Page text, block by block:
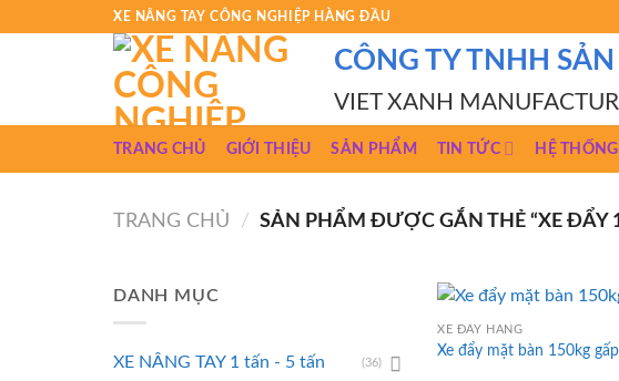
XE NÂNG TAY CÔNG NGHIỆP HÀNG ĐẦU
CÔNG TY TNHH
VIET XANH
TRANG CHỦ GIỚI THIỆU SẢN PHẨM TIN TỨC HỆ
TRANG CHỦ / SẢN PHẨM ĐƯỢC GẮN THẺ “XE ĐẨY
DANH MỤC
XE NÂNG TAY 1 tấn - 5 tấn (36)
XE ĐẨY HÀNG
Xe đẩy mặt bàn 150kg